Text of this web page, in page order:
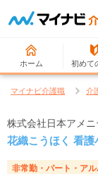
ホーム 初めて
マイナビ介護職 介
株式会社日本アメ
花織こうほく 看
非常勤・パート・アル